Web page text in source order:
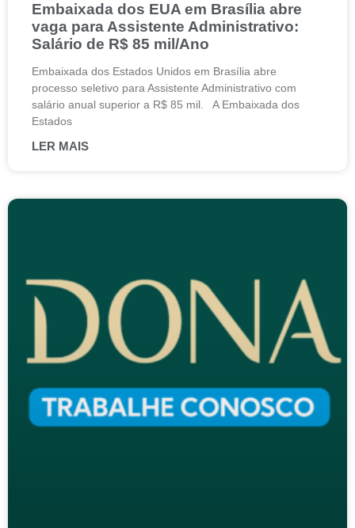
Embaixada dos EUA em Brasília abre
vaga para Assistente Administrativo:
Salário de R$ 85 mil/Ano
Embaixada dos Estados Unidos em Brasília abre
processo seletivo para Assistente Administrativo com
salário anual superior a R$ 85 mil. A Embaixada dos
Estados
LER MAIS